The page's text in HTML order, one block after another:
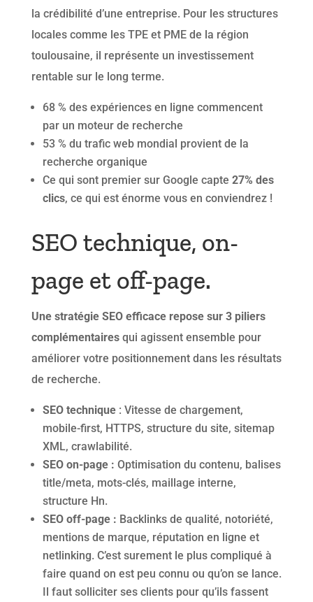
la crédibilité d’une entreprise. Pour les structures
locales comme les TPE et PME de la région
toulousaine, il représente un investissement
rentable sur le long terme.
68 % des expériences en ligne commencent
par un moteur de recherche
53 % du trafic web mondial provient de la
recherche organique
Ce qui sont premier sur Google capte 27% des
clics, ce qui est énorme vous en conviendrez !
SEO technique, on-
page et off-page.
Une stratégie SEO efficace repose sur 3 piliers
complémentairesqui agissent ensemble pour
améliorer votre positionnement dans les résultats
de recherche.
SEO technique: Vitesse de chargement,
mobile-first, HTTPS, structure du site, sitemap
XML, crawlabilité.
SEO on-page : Optimisation du contenu, balises
title/meta, mots-clés, maillage interne,
structure Hn.
SEO off-page : Backlinks de qualité, notoriété,
mentions de marque, réputation en ligne et
netlinking. C’est surement le plus compliqué à
faire quand on est peu connu ou qu’on se lance.
Il faut solliciter ses clients pour qu’ils fassent